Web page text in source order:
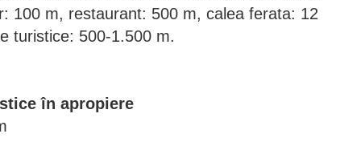
100 m, restaurant: 500 m, calea ferata: 12
turistice: 500-1.500 m.
în apropiere